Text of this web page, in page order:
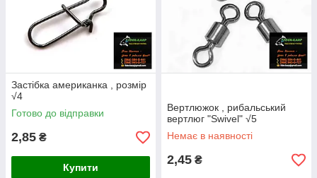
Застібка американка , розмір
√4
Готово до відправки
2,85 ₴
Купити
Вертлюжок , рибальський
вертлюг "Swivel" √5
Немає в наявності
2,45 ₴